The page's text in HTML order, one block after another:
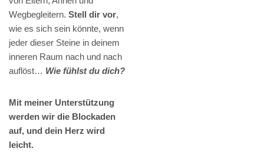
Wegbegleitern. Stell dir vor,
wie es sich sein könnte, wenn
jeder dieser Steine in deinem
inneren Raum nach und nach
auflöst… Wie fühlst du dich?
Mit meiner Unterstützung
werden wir die Blockaden
auf, und dein Herz wird
leicht.